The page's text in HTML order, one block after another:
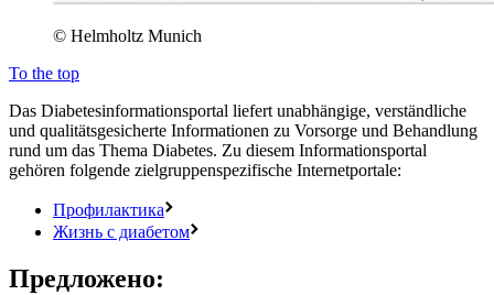
© Helmholtz Munich
To the top
Das Diabetesinformationsportal liefert unabhängige, verständliche
und qualitätsgesicherte Informationen zu Vorsorge und Behandlung
rund um das Thema Diabetes. Zu diesem Informationsportal
gehören folgende zielgruppenspezifische Internetportale:
Профилактика
Жизнь с диабетом
Предложено: